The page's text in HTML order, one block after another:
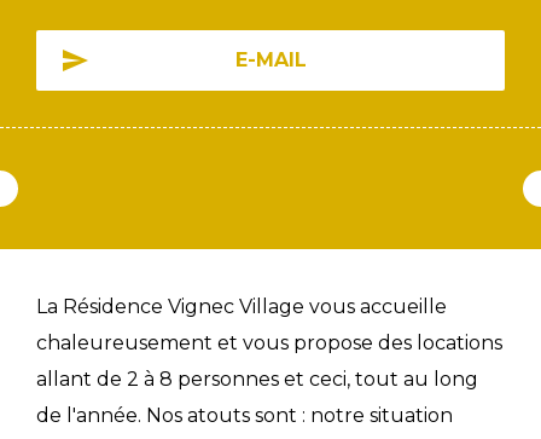
E-MAIL
La Résidence Vignec Village vous accueille
chaleureusement et vous propose des locations
allant de 2 à 8 personnes et ceci, tout au long
de l'année. Nos atouts sont : notre situation